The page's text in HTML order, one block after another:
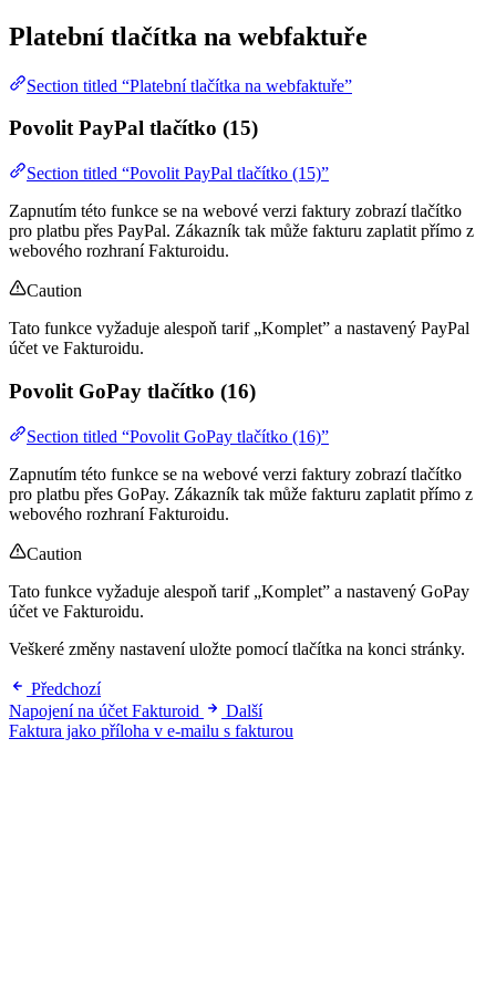
Platební tlačítka na webfaktuře
Section titled “Platební tlačítka na webfaktuře”
Povolit PayPal tlačítko (15)
Section titled “Povolit PayPal tlačítko (15)”
Zapnutím této funkce se na webové verzi faktury zobrazí tlačítko
pro platbu přes PayPal. Zákazník tak může fakturu zaplatit přímo z
webového rozhraní Fakturoidu.
Caution
Tato funkce vyžaduje alespoň tarif „Komplet” a nastavený PayPal
účet ve Fakturoidu.
Povolit GoPay tlačítko (16)
Section titled “Povolit GoPay tlačítko (16)”
Zapnutím této funkce se na webové verzi faktury zobrazí tlačítko
pro platbu přes GoPay. Zákazník tak může fakturu zaplatit přímo z
webového rozhraní Fakturoidu.
Caution
Tato funkce vyžaduje alespoň tarif „Komplet” a nastavený GoPay
účet ve Fakturoidu.
Veškeré změny nastavení uložte pomocí tlačítka na konci stránky.
Předchozí
Napojení na účet Fakturoid
Další
Faktura jako příloha v e-mailu s fakturou